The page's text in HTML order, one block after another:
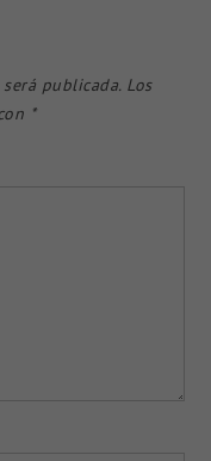
publicada. Los
*